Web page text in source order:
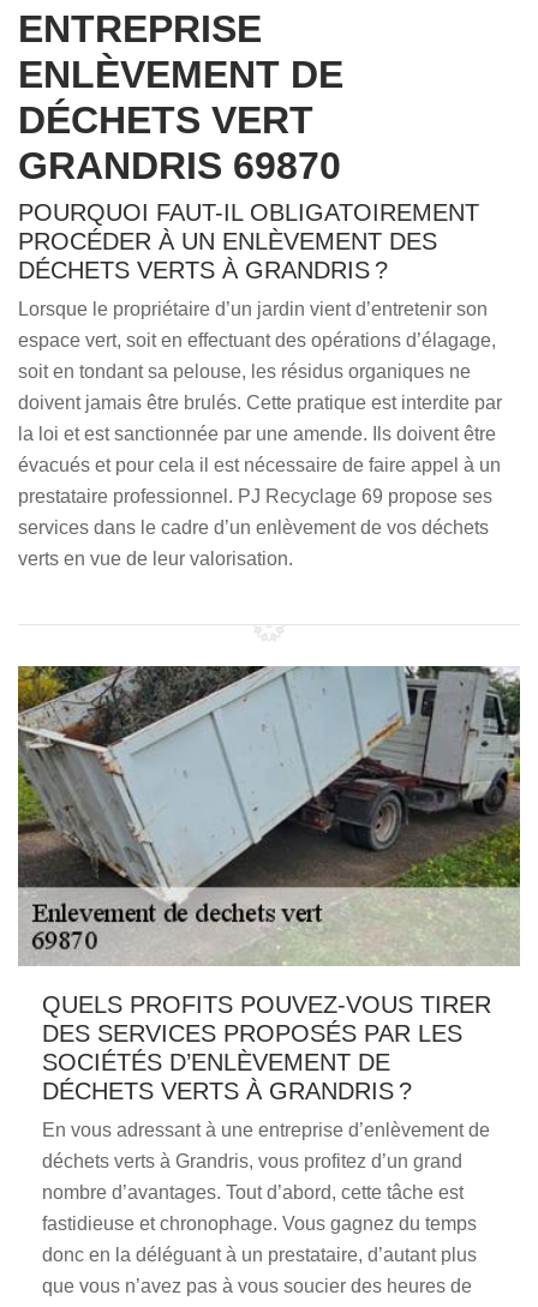
ENTREPRISE
ENLÈVEMENT DE
DÉCHETS VERT
GRANDRIS 69870
POURQUOI FAUT-IL OBLIGATOIREMENT
PROCÉDER À UN ENLÈVEMENT DES
DÉCHETS VERTS À GRANDRIS ?
Lorsque le propriétaire d’un jardin vient d’entretenir son
espace vert, soit en effectuant des opérations d’élagage,
soit en tondant sa pelouse, les résidus organiques ne
doivent jamais être brulés. Cette pratique est interdite par
la loi et est sanctionnée par une amende. Ils doivent être
évacués et pour cela il est nécessaire de faire appel à un
prestataire professionnel. PJ Recyclage 69 propose ses
services dans le cadre d’un enlèvement de vos déchets
verts en vue de leur valorisation.
QUELS PROFITS POUVEZ-VOUS TIRER
DES SERVICES PROPOSÉS PAR LES
SOCIÉTÉS D’ENLÈVEMENT DE
DÉCHETS VERTS À GRANDRIS ?
En vous adressant à une entreprise d’enlèvement de
déchets verts à Grandris, vous profitez d’un grand
nombre d’avantages. Tout d’abord, cette tâche est
fastidieuse et chronophage. Vous gagnez du temps
donc en la déléguant à un prestataire, d’autant plus
que vous n’avez pas à vous soucier des heures de